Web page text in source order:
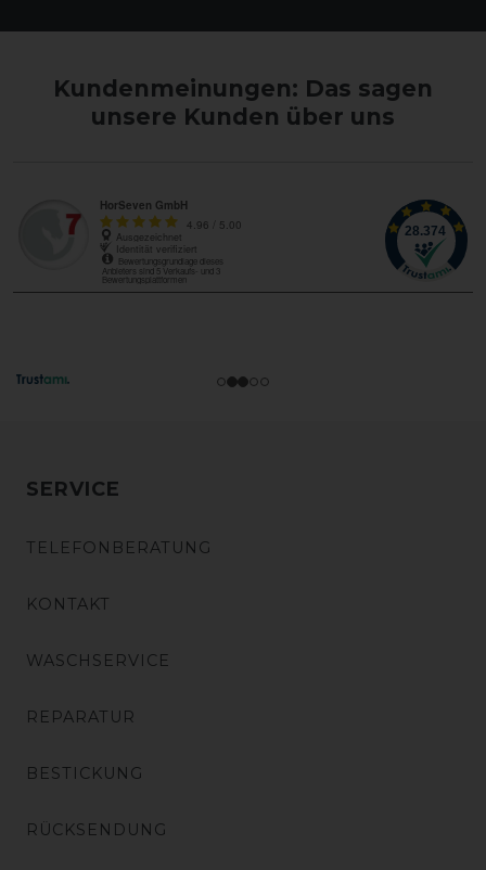
Kundenmeinungen: Das sagen
unsere Kunden über uns
SERVICE
TELEFONBERATUNG
KONTAKT
WASCHSERVICE
REPARATUR
BESTICKUNG
RÜCKSENDUNG